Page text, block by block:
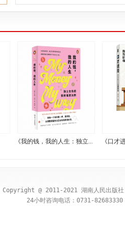
《我的钱，我的人生：独立... 《口才进阶：
Copyright @ 2011-2021 湖南人民出版
24小时咨询电话：0731-